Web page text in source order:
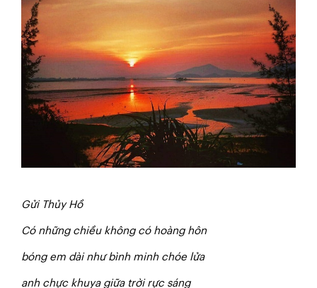
Gửi Thủy Hồ
Có những chiều không có hoàng hôn
bóng em dài như bình minh chóe lửa
anh chực khuya giữa trời rực sáng